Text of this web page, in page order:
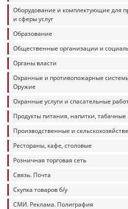
Оборудование и комплектующие для
и сферы услуг
Образование
Общественные организации и
Органы власти
Охранные и противопожарные
Оружие
Охранные услуги и спасательные
Продукты питания, напитки, табачные
Производственные и
Рестораны, кафе, столовые
Розничная торговая сеть
Связь. Почта
Скупка товаров б/у
СМИ. Реклама. Полиграфия